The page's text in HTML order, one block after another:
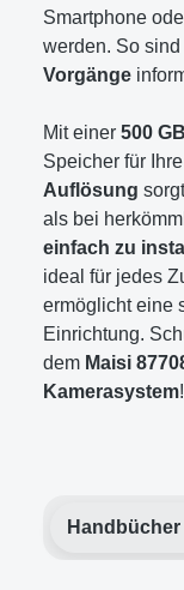
Smartphone
werden. So
Vorgänge
Mit einer 500
Speicher für
Auflösung
als bei
einfach zu
ideal für jedes
ermöglicht eine
Einrichtung.
dem Maisi
Kamerasystem!